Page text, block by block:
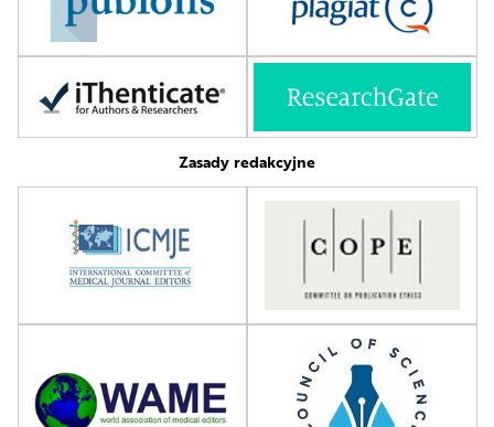
Zasady redakcyjne